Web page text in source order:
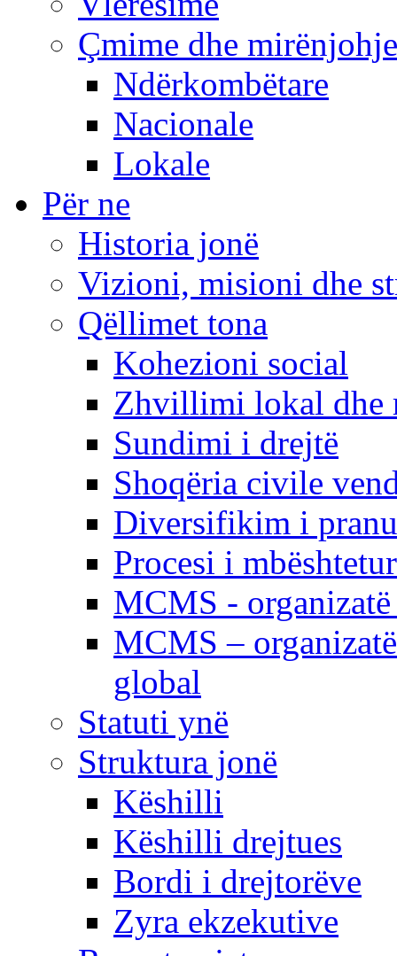
Çmime dhe mirënjohje
Ndërkombëtare
Nacionale
Lokale
Për ne
Historia jonë
Vizioni, misioni dhe
Qëllimet tona
Kohezioni social
Zhvillimi lokal dhe
Sundimi i drejtë
Shoqëria civile
Diversifikim i
Procesi i
MCMS -
MCMS –
global
Statuti ynë
Struktura jonë
Këshilli
Këshilli drejtues
Bordi i drejtorëve
Zyra ekzekutive